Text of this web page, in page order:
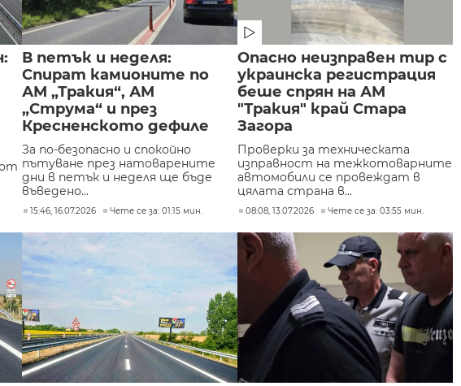
В петък и неделя:
Спират камионите по
АМ „Тракия“, АМ
„Струма“ и през
Кресненското дефиле
За по-безопасно и спокойно
пътуване през натоварените
дни в петък и неделя ще бъде
въведено...
15:46, 16.07.2026 Чете се за: 01:15 мин.
Опасно неизправен тир с
украинска регистрация
беше спрян на АМ
"Тракия" край Стара
Загора
Проверки за техническата
изправност на тежкотоварните
автомобили се провеждат в
цялата страна в...
08:08, 13.07.2026 Чете се за: 03:55 мин.